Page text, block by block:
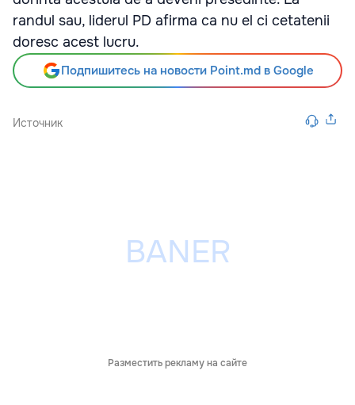
randul sau, liderul PD afirma ca nu el ci cetatenii
doresc acest lucru.
Подпишитесь на новости Point.md в Google
Источник
Разместить рекламу на сайте